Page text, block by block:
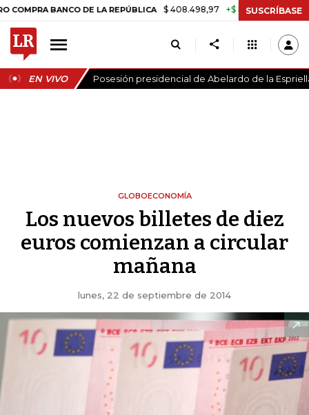
BANCO DE LA REPÚBLICA $ 408.498,97 +$ 8.753,81 +2,19%
SUSCRÍBASE
EN VIVO Posesión presidencial de Abelardo de la
GLOBOECONOMÍA
Los nuevos billetes de diez
euros comienzan a circular
mañana
lunes, 22 de septiembre de 2014